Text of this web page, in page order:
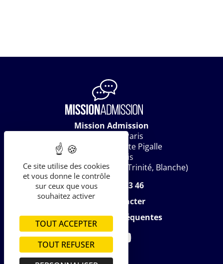
Mission Admission
c/o Work In Paris
20 rue Jean-Baptiste Pigalle
75009 Paris
(M° Saint-Lazare, Auber, Trinité, Blanche)
07 62 06 73 46
Me contacter
Questions fréquentes
Ce site utilise des cookies
et vous donne le contrôle
sur ceux que vous
souhaitez activer
TOUT ACCEPTER
TOUT REFUSER